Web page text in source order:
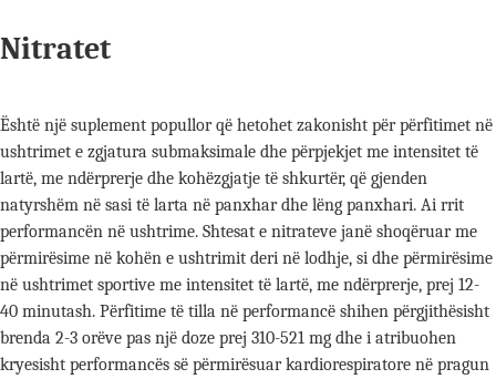
Nitratet
Është një suplement popullor që hetohet zakonisht për përfitimet në
ushtrimet e zgjatura submaksimale dhe përpjekjet me intensitet të
lartë, me ndërprerje dhe kohëzgjatje të shkurtër, që gjenden
natyrshëm në sasi të larta në panxhar dhe lëng panxhari. Ai rrit
performancën në ushtrime. Shtesat e nitrateve janë shoqëruar me
përmirësime në kohën e ushtrimit deri në lodhje, si dhe përmirësime
në ushtrimet sportive me intensitet të lartë, me ndërprerje, prej 12-
40 minutash. Përfitime të tilla në performancë shihen përgjithësisht
brenda 2-3 orëve pas një doze prej 310-521 mg dhe i atribuohen
kryesisht performancës së përmirësuar kardiorespiratore në pragun